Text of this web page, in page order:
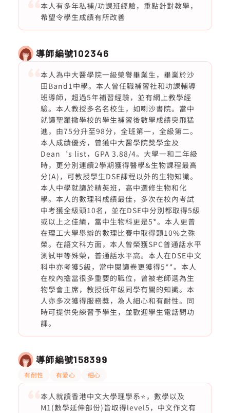
本人有多年私補/功課班經驗，重點針對教學，
希望令學生成績有所改善
導師編號102346
本人為中大醫學院一級榮譽畢業生，畢業於沙
田Band1中學。本人曾任職補習社和功課輔導
班導師，超過5年補習經驗，並有網上教學經
驗。本人教授多名名校生，如喇沙書院。當中
就讀聖羅撒學校的學生補習後數學成績突飛猛
進，由75分升至98分，全班第一，全級第二。
本人成績優秀，曾獲中大醫學院獎學金及
Dean‘s list，GPA 3.88/4。大學一和二年級
時，更分別連續2學期獲得醫學&生物課程最高
分(A)，可教授學生DSE課程以外的生物知識。
本人中學就讀於精英班，高中選修生物和化
學。本人的數理科成績最佳，多次在校內考試
中考獲全級頭10名，並在DSE中分別都取得5級
或以上之佳績，當中生物科更是5*。本人更曾
在理工大學舉辦的數理比賽中取得頭10%之殊
榮。在語文科方面，本人曾榮獲SPC普通話水平
測試甲等殊榮，普通話水平高。本人在DSE中文
科中亦考獲5級，當中閱讀卷更獲得5**。本人
在校內擔當很多重要的職位，曾被老師選為生
物學會主席，教授低年級同學有關的知識。本
人亦多次獲得服務獎，為人細心和有耐性。同
時可提供免練習予學生，並歡迎學生電話問功
課。
導師編號158399
有耐性 有愛心 細心
本人就讀香港中文大學理學系⭐️，數學以及
M1(數學延伸部份)皆取得level5，中文作文有